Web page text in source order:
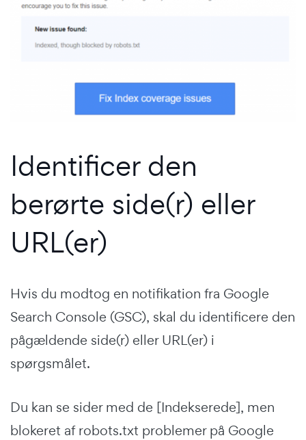
Identificer den
berørte side(r) eller
URL(er)
Hvis du modtog en notifikation fra Google
Search Console (GSC), skal du identificere den
pågældende side(r) eller URL(er) i
spørgsmålet.
Du kan se sider med de [Indekserede], men
blokeret af robots.txt problemer på Google